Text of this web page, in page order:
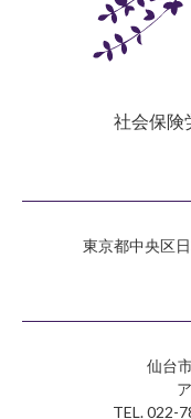
社会保険
東京都中央区
仙台
TEL. 022-